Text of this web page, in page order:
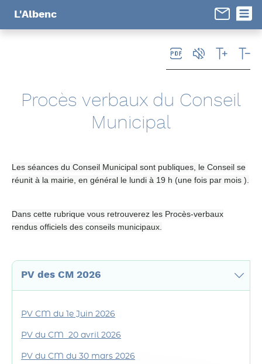
L'Albenc
Procès verbaux du Conseil
Municipal
Les séances du Conseil Municipal sont publiques, le Conseil se
réunit à la mairie, en général le lundi à 19 h (une fois par mois ).
Dans cette rubrique vous retrouverez les Procès-verbaux
rendus officiels des conseils municipaux.
PV des CM 2026
PV CM du 1e Juin 2026
PV du CM 20 avril 2026
PV du CM du 30 mars 2026